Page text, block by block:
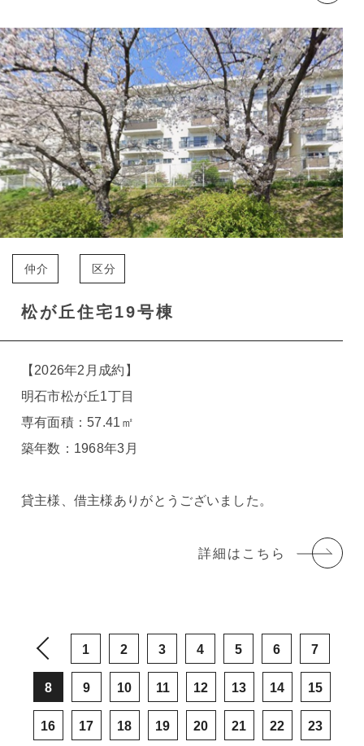
仲介 区分
松が丘住宅19号棟
【2026年2月成約】
明石市松が丘1丁目
専有面積：57.41㎡
築年数：1968年3月
貸主様、借主様ありがとうございました。
詳細はこちら
1 2 3 4 5 6 7
8 9 10 11 12 13 14 15
16 17 18 19 20 21 22 23